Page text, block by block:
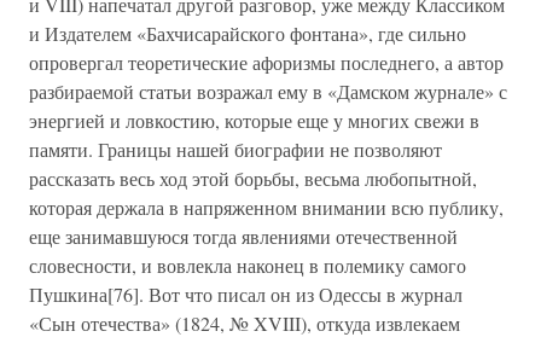
и Издателем «Бахчисарайского фонтана», где сильно
опровергал теоретические афоризмы последнего, а автор
разбираемой статьи возражал ему в «Дамском журнале» с
энергией и ловкостию, которые еще у многих свежи в
памяти. Границы нашей биографии не позволяют
рассказать весь ход этой борьбы, весьма любопытной,
которая держала в напряженном внимании всю публику,
еще занимавшуюся тогда явлениями отечественной
словесности, и вовлекла наконец в полемику самого
Пушкина[76]. Вот что писал он из Одессы в журнал
«Сын отечества» (1824, № XVIII), откуда извлекаем